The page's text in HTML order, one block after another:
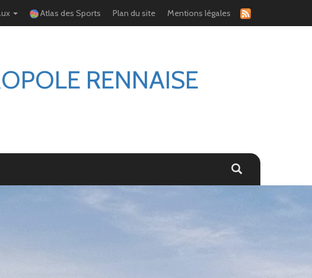
Atlas des Sports Plan du site Mentions légales
RENNAISE